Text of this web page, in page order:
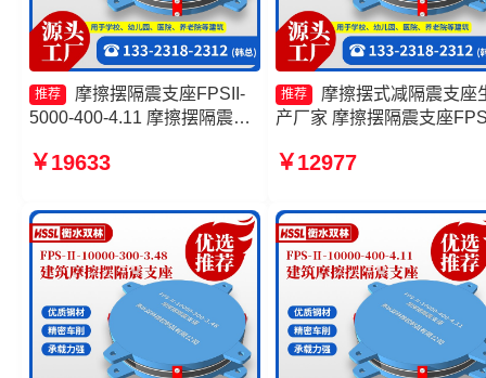
推荐
摩擦摆隔震支座FPSII-
5000-400-4.11 摩擦摆隔震支
建筑隔震摩擦摆支座生产厂家
￥19633
推荐
摩擦摆式减隔震支座
产厂家 摩擦摆隔震支座
隔震支座生产厂家 建筑摩
￥12977